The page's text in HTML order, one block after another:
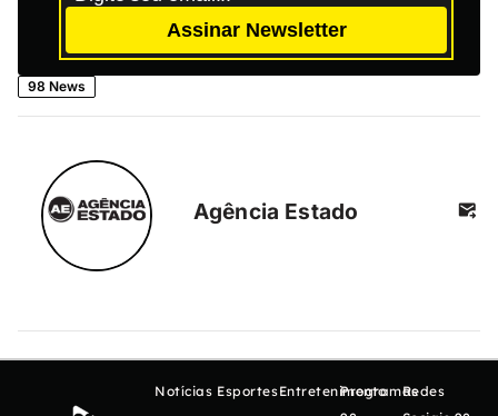
Assinar Newsletter
98 News
Agência Estado
Notícias EsportesEntretenimento
ProgramasRedes